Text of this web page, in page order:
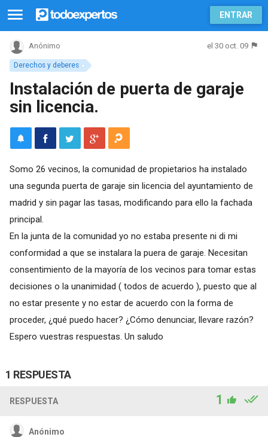
ENTRAR
Derechos y deberes
Anónimo el 30 oct. 09
Instalación de puerta de garaje
sin licencia.
Somo 26 vecinos, la comunidad de propietarios ha instalado
una segunda puerta de garaje sin licencia del ayuntamiento de
madrid y sin pagar las tasas, modificando para ello la fachada
principal.
En la junta de la comunidad yo no estaba presente ni di mi
conformidad a que se instalara la puera de garaje. Necesitan
consentimiento de la mayoría de los vecinos para tomar estas
decisiones o la unanimidad ( todos de acuerdo ), puesto que al
no estar presente y no estar de acuerdo con la forma de
proceder, ¿qué puedo hacer? ¿Cómo denunciar, llevare razón?
Espero vuestras respuestas. Un saludo
1 RESPUESTA
RESPUESTA 1
Anónimo